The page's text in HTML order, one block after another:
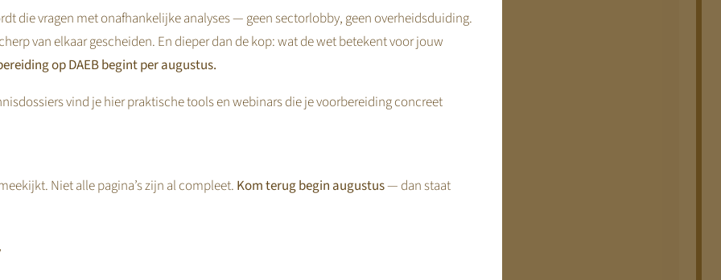
concrete stappen
begint het echte werk. In deze fase begeleidt KDV Online organisaties bij het
strategieën die passen binnen het toekomstige stelsel.
tot governance-vraagstukken en de ontwikkeling van niet-DAEB
de grootste groei — zowel inhoudelijk als financieel — omdat organisaties actief
die vragen met onafhankelijke analyses — geen sectorlobby, geen overheidsduiding.
van elkaar gescheiden. En dieper dan de kop: wat de wet betekent voor jouw
op DAEB begint per augustus.
vind je hier praktische tools en webinars die je voorbereiding concreet
Niet alle pagina’s zijn al compleet. Kom terug begin augustus— dan staat